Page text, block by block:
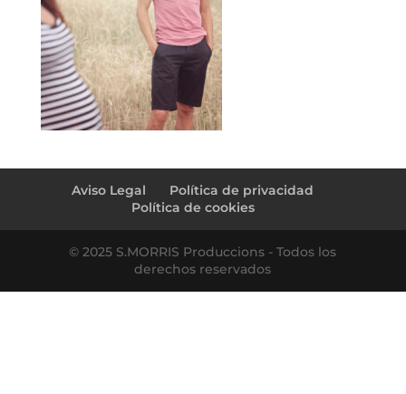
Aviso Legal
Política de privacidad
Política de cookies
© 2025 S.MORRIS Produccions - Todos los
derechos reservados